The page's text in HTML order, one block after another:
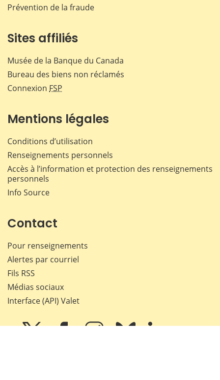
Prévention de la fraude
Sites affiliés
Musée de la Banque du Canada
Bureau des biens non réclamés
Connexion FSP
Mentions légales
Conditions d’utilisation
Renseignements personnels
Accès à l’information et protection des renseignements
personnels
Info Source
Contact
Pour renseignements
Alertes par courriel
Fils RSS
Médias sociaux
Interface (API) Valet